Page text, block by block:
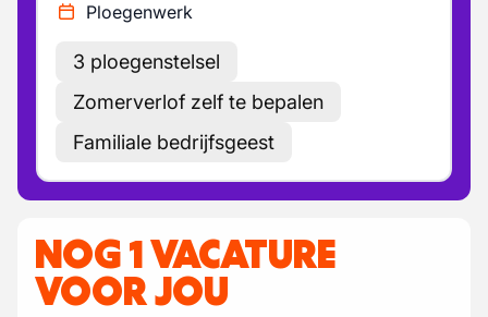
Ploegenwerk
3 ploegenstelsel
Zomerverlof zelf te bepalen
Familiale bedrijfsgeest
NOG 1 VACATURE
VOOR JOU